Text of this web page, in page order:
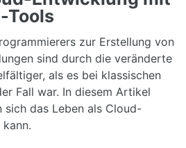
Tools
zur Erstellung von
sind durch die veränderte
als es bei klassischen
Fall war. In diesem Artikel
das Leben als Cloud-